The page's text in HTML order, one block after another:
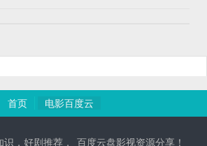
首页 电影百度云
，好剧推荐，_百度云盘影视资源分享！